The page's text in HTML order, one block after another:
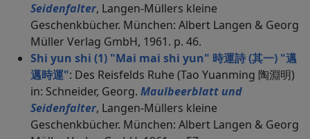
Seidenfalter, Langen-Müllers kleine
Geschenkbücher. München: Albert Langen & Georg
Müller Verlag GmbH, 1961. p. 46.
Shi yun shi (1) "Mai mai shi yun" 時運詩 (其一) "邁
邁時運": Des Reisfelds Ruhe (Tao Yuanming 陶淵明)
in: Schneider, Georg. Maulbeerblatt und
Seidenfalter, Langen-Müllers kleine
Geschenkbücher. München: Albert Langen & Georg